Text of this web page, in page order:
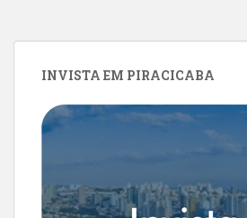
INVISTA EM PIRACICABA